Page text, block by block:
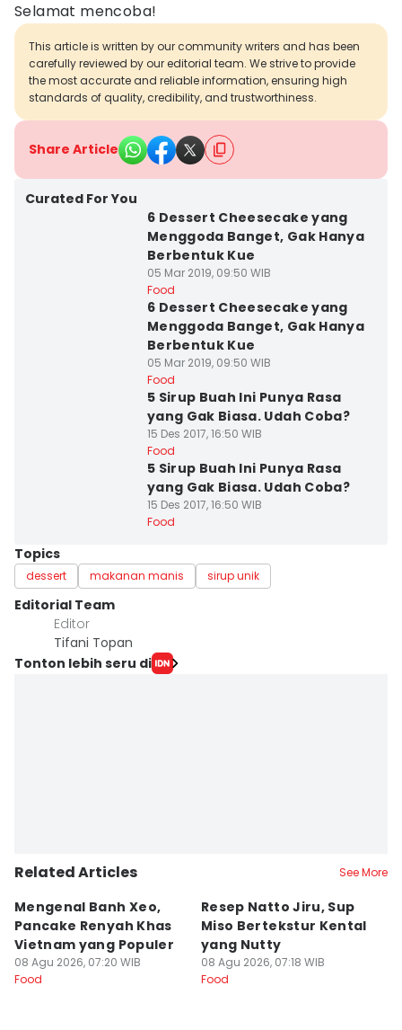
Selamat mencoba!
This article is written by our community writers and has been
carefully reviewed by our editorial team. We strive to provide
the most accurate and reliable information, ensuring high
standards of quality, credibility, and trustworthiness.
Share Article
Curated For You
6 Dessert Cheesecake yang
Menggoda Banget, Gak Hanya
Berbentuk Kue
05 Mar 2019, 09:50 WIB
Food
6 Dessert Cheesecake yang
Menggoda Banget, Gak Hanya
Berbentuk Kue
05 Mar 2019, 09:50 WIB
Food
5 Sirup Buah Ini Punya Rasa
yang Gak Biasa. Udah Coba?
15 Des 2017, 16:50 WIB
Food
5 Sirup Buah Ini Punya Rasa
yang Gak Biasa. Udah Coba?
15 Des 2017, 16:50 WIB
Food
Topics
dessert makanan manis sirup unik
Editorial Team
Editor
Tifani Topan
Tonton lebih seru di
Related Articles See More
Mengenal Banh Xeo,
Pancake Renyah Khas
Vietnam yang Populer
08 Agu 2026, 07:20 WIB
Food
Resep Natto Jiru, Sup
Miso Bertekstur Kental
yang Nutty
08 Agu 2026, 07:18 WIB
Food